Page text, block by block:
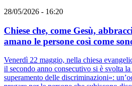
28/05/2026 - 16:20
Chiese che, come Gesù,
amano le persone così come
Venerdì 22 maggio, nella chiesa
il secondo anno consecutivo si è svolta
superamento delle discriminazioni»: